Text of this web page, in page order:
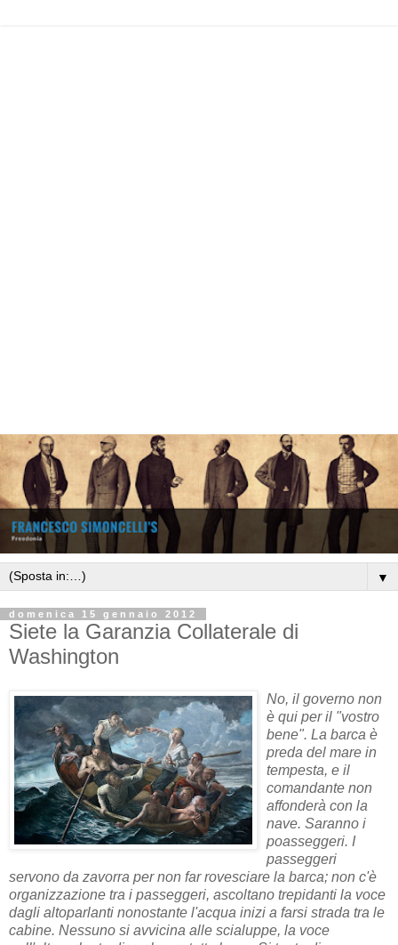
▼
domenica 15 gennaio 2012
Siete la Garanzia Collaterale di
Washington
No, il governo non
è qui per il "vostro
bene". La barca è
preda del mare in
tempesta, e il
comandante non
affonderà con la
nave. Saranno i
poasseggeri. I
passeggeri
servono da zavorra per non far rovesciare la barca; non c'è
organizzazione tra i passeggeri, ascoltano trepidanti la voce
dagli altoparlanti nonostante l'acqua inizi a farsi strada tra le
cabine. Nessuno si avvicina alle scialuppe, la voce